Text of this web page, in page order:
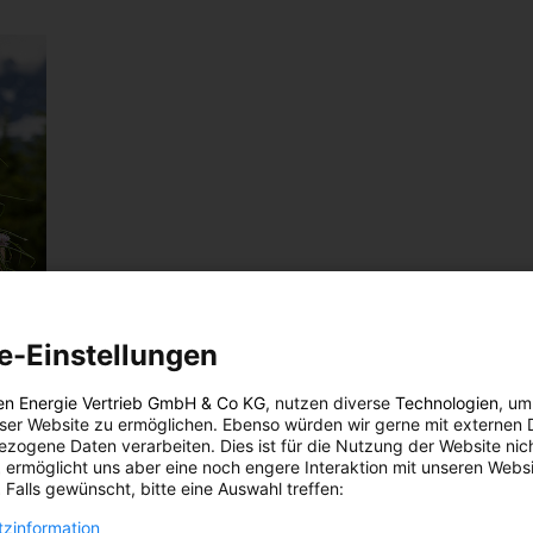
Einstellungen
Energie Vertrieb GmbH & Co KG, nutzen diverse Technologien,
Website zu ermöglichen. Ebenso würden wir gerne mit externen
Daten verarbeiten. Dies ist für die Nutzung der Website
ermöglicht uns aber eine noch engere Interaktion mit unseren
Falls gewünscht, bitte eine Auswahl treffen: